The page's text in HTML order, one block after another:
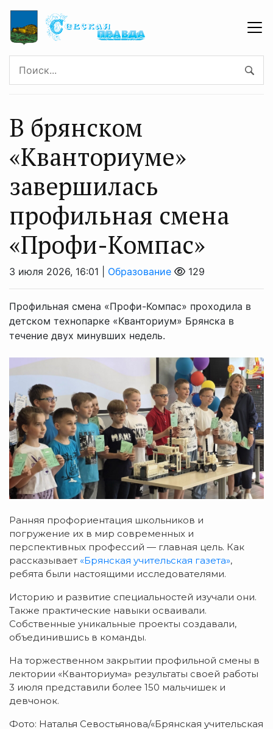
В брянском
«Кванториуме»
завершилась
профильная смена
«Профи-Компас»
3 июля 2026, 16:01 | Образование 129
Профильная смена «Профи-Компас» проходила в
детском технопарке «Кванториум» Брянска в
течение двух минувших недель.
Ранняя профориентация школьников и
погружение их в мир современных и
перспективных профессий — главная цель. Как
рассказывает «Брянская учительская газета»,
ребята были настоящими исследователями.
Историю и развитие специальностей изучали они.
Также практические навыки осваивали.
Собственные уникальные проекты создавали,
объединившись в команды.
На торжественном закрытии профильной смены в
лектории «Кванториума» результаты своей работы
3 июля представили более 150 мальчишек и
девчонок.
Фото: Наталья Севостьянова/«Брянская учительская